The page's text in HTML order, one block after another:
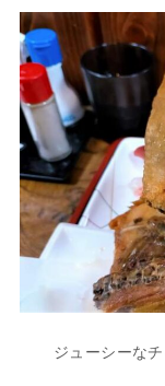
ジューシーな